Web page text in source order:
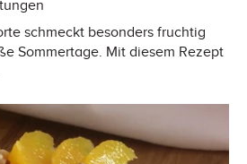
schmeckt besonders fruchtig
Sommertage. Mit diesem Rezept